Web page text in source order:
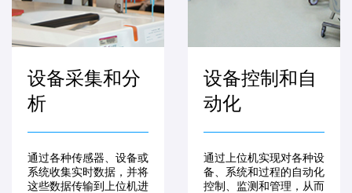
设备采集和分
析
通过各种传感器、设备或
系统收集实时数据，并将
这些数据传输到上位机进
设备控制和自
动化
通过上位机实现对各种设
备、系统和过程的自动化
控制、监测和管理，从而